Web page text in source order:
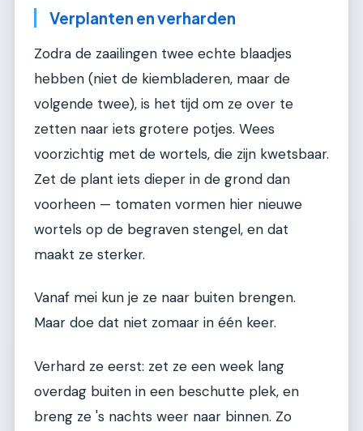
Verplanten en verharden
Zodra de zaailingen twee echte blaadjes
hebben (niet de kiembladeren, maar de
volgende twee), is het tijd om ze over te
zetten naar iets grotere potjes. Wees
voorzichtig met de wortels, die zijn kwetsbaar.
Zet de plant iets dieper in de grond dan
voorheen — tomaten vormen hier nieuwe
wortels op de begraven stengel, en dat
maakt ze sterker.
Vanaf mei kun je ze naar buiten brengen.
Maar doe dat niet zomaar in één keer.
Verhard ze eerst: zet ze een week lang
overdag buiten in een beschutte plek, en
breng ze 's nachts weer naar binnen. Zo